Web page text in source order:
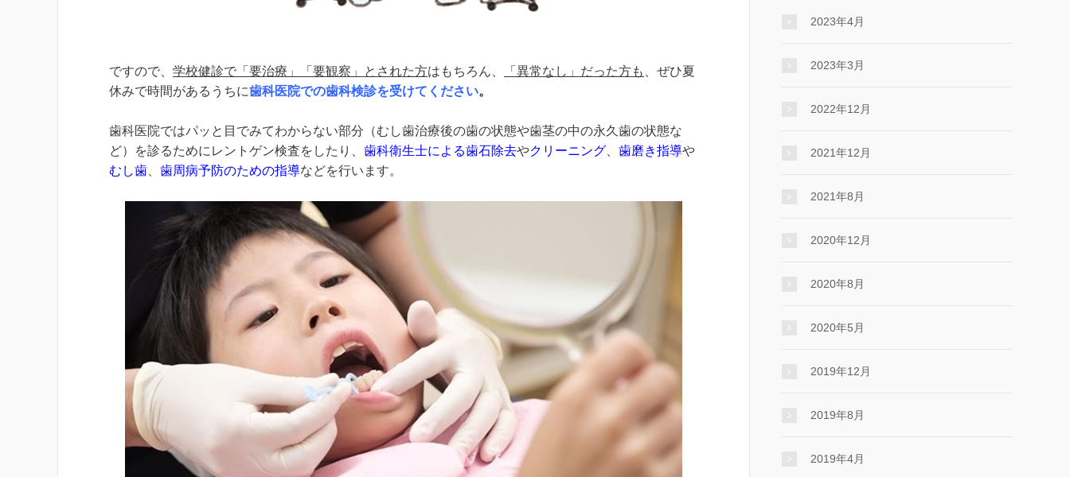
ですので、 学校健診で「要治療」「要観察」とされた方はもちろん、 「異常なし」だった方も
、ぜひ夏
休みで時間があるうちに歯科医院での歯科検診を受けてください。
歯科医院ではパッと目でみてわからない部分（むし歯治療後の歯の状態や歯茎の中の永久歯の状態な
ど）を診るためにレントゲン検査をしたり、 歯科衛生士による歯石除去やクリーニング 歯磨き指導や
むし歯
歯周病予防のための指導などを行います。
2023年4月
2023年3月
2022年12月
2021年12月
2021年8月
2020年12月
2020年8月
2020年5月
2019年12月
2019年8月
2019年4月